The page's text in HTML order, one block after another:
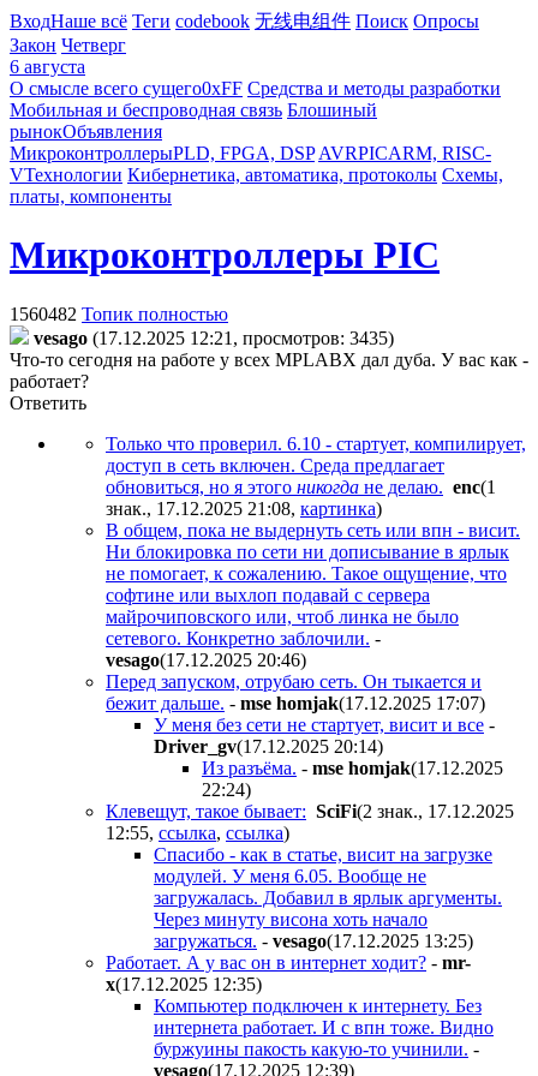
ВходНаше всё Теги codebook 无线电组件 Поиск Опросы
Закон Четверг
6 августа
О смысле всего сущего0xFF Средства и методы разработки
Мобильная и беспроводная связь Блошиный
рынокОбъявления
МикроконтроллерыPLD, FPGA, DSP AVRPICARM, RISC-
VТехнологии Кибернетика, автоматика, протоколы Схемы,
платы, компоненты
Микроконтроллеры PIC
1560482 Топик полностью
vesago (17.12.2025 12:21, просмотров: 3435)
Что-то сегодня на работе у всех MPLABX дал дуба. У вас как -
работает?
Ответить
Только что проверил. 6.10 - стартует, компилирует,
доступ в сеть включен. Среда предлагает
обновиться, но я этого никогда не делаю. enc(1
знак., 17.12.2025 21:08, картинка)
В общем, пока не выдернуть сеть или впн - висит.
Ни блокировка по сети ни дописывание в ярлык
не помогает, к сожалению. Такое ощущение, что
софтине или выхлоп подавай с сервера
майрочиповского или, чтоб линка не было
сетевого. Конкретно заблочили. -
vesago(17.12.2025 20:46)
Перед запуском, отрубаю сеть. Он тыкается и
бежит дальше. - mse homjak(17.12.2025 17:07)
У меня без сети не стартует, висит и все -
Driver_gv(17.12.2025 20:14)
Из разъёма. - mse homjak(17.12.2025
22:24)
Клевещут, такое бывает: SciFi(2 знак., 17.12.2025
12:55, ссылка, ссылка)
Спасибо - как в статье, висит на загрузке
модулей. У меня 6.05. Вообще не
загружалась. Добавил в ярлык аргументы.
Через минуту висона хоть начало
загружаться. - vesago(17.12.2025 13:25)
Работает. А у вас он в интернет ходит? - mr-
x(17.12.2025 12:35)
Компьютер подключен к интернету. Без
интернета работает. И с впн тоже. Видно
буржуины пакость какую-то учинили. -
vesago(17.12.2025 12:39)